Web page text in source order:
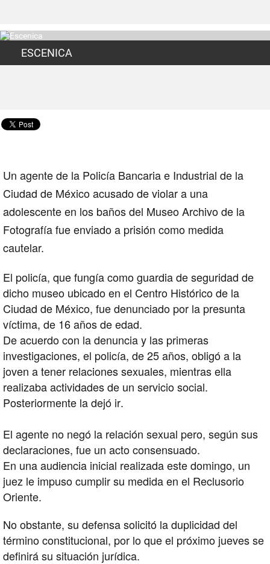
ESCENICA
Un agente de la Policía Bancaria e Industrial de la
Ciudad de México acusado de violar a una
adolescente en los baños del Museo Archivo de la
Fotografía fue enviado a prisión como medida
cautelar.
El policía, que fungía como guardia de seguridad de
dicho museo ubicado en el Centro Histórico de la
Ciudad de México, fue denunciado por la presunta
víctima, de 16 años de edad.
De acuerdo con la denuncia y las primeras
investigaciones, el policía, de 25 años, obligó a la
joven a tener relaciones sexuales, mientras ella
realizaba actividades de un servicio social.
Posteriormente la dejó ir.
El agente no negó la relación sexual pero, según sus
declaraciones, fue un acto consensuado.
En una audiencia inicial realizada este domingo, un
juez le impuso cumplir su medida en el Reclusorio
Oriente.
No obstante, su defensa solicitó la duplicidad del
término constitucional, por lo que el próximo jueves se
definirá su situación jurídica.